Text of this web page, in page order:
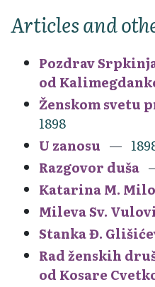
Articles and
Pozdrav
od
Ženskom svetu
1898
U zanosu
Razgovor duša
Katarina M.
Mileva Sv.
Stanka Đ.
Rad ženskih
od Kosare